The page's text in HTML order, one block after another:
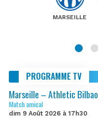
MARSEILLE
PROGRAMME TV
Marseille – Athletic Bilbao
Match amical
dim 9 Août 2026 à 17h30